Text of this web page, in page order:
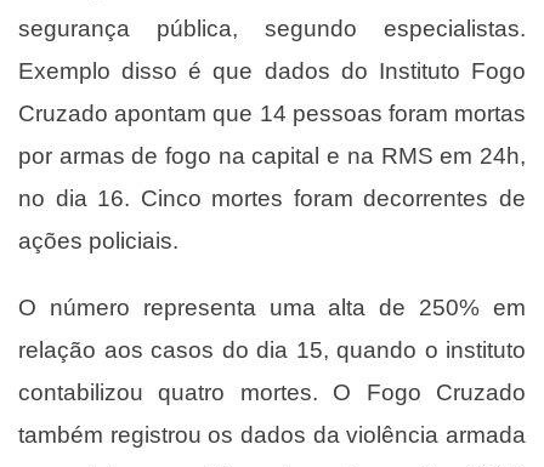
segurança pública, segundo especialistas.
Exemplo disso é que dados do Instituto Fogo
Cruzado apontam que 14 pessoas foram mortas
por armas de fogo na capital e na RMS em 24h,
no dia 16. Cinco mortes foram decorrentes de
ações policiais.
O número representa uma alta de 250% em
relação aos casos do dia 15, quando o instituto
contabilizou quatro mortes. O Fogo Cruzado
também registrou os dados da violência armada